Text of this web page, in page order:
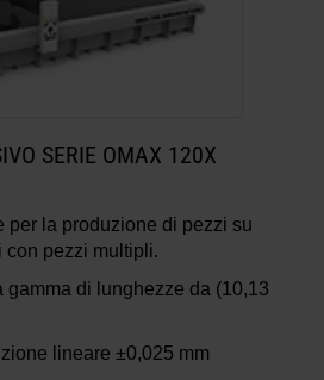
SERIE OMAX 120X
per la produzione di pezzi su
con pezzi multipli.
gamma di lunghezze da (10,13
lineare ±0,025 mm